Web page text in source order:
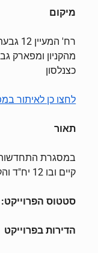
מיקום
רח'
מהקניון ומפארק
כצנלסון
לחצו כן לאיתור
תאור
קיים ובו 12 יח"ד והקמת בניין בן 7.5 קומות ובו 32 יח"ד.
סטטוס הפרוייקט:
הדירות בפרוייקט